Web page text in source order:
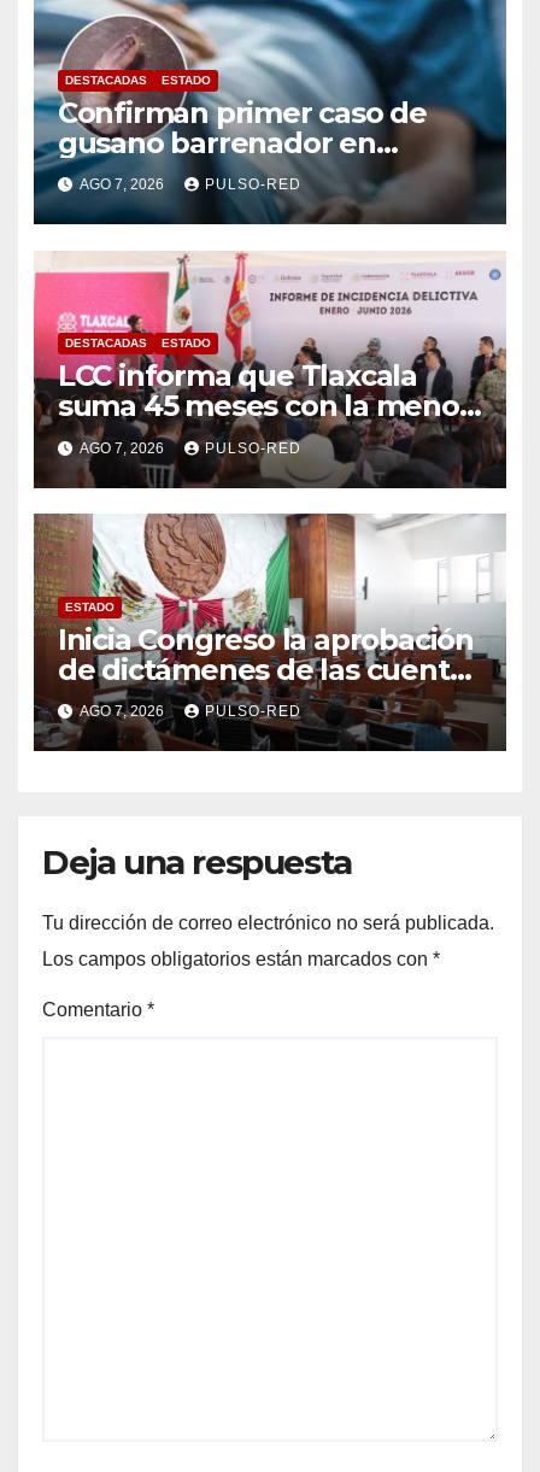
DESTACADAS ESTADO
Confirman primer caso de
gusano barrenador en
humano en Tlaxcala
AGO 7, 2026 PULSO-RED
DESTACADAS ESTADO
LCC informa que Tlaxcala
suma 45 meses con la menor
tasa de delitos en el país
AGO 7, 2026 PULSO-RED
ESTADO
Inicia Congreso la aprobación
de dictámenes de las cuentas
públicas de entes
fiscalizables del ejercicio
fiscal 2025
AGO 7, 2026 PULSO-RED
Deja una respuesta
Tu dirección de correo electrónico no será publicada.
Los campos obligatorios están marcados con *
Comentario *